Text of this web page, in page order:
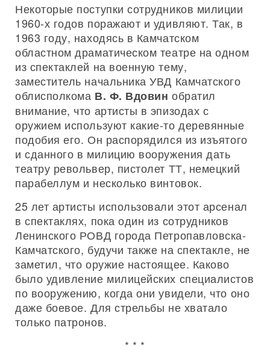
Некоторые поступки сотрудников милиции
1960-х годов поражают и удивляют. Так, в
1963 году, находясь в Камчатском
областном драматическом театре на одном
из спектаклей на военную тему,
заместитель начальника УВД Камчатского
облисполкома В. Ф. Вдовин обратил
внимание, что артисты в эпизодах с
оружием используют какие-то деревянные
подобия его. Он распорядился из изъятого
и сданного в милицию вооружения дать
театру револьвер, пистолет ТТ, немецкий
парабеллум и несколько винтовок.
25 лет артисты использовали этот арсенал
в спектаклях, пока один из сотрудников
Ленинского РОВД города Петропавловска-
Камчатского, будучи также на спектакле, не
заметил, что оружие настоящее. Каково
было удивление милицейских специалистов
по вооружению, когда они увидели, что оно
даже боевое. Для стрельбы не хватало
только патронов.
* * *